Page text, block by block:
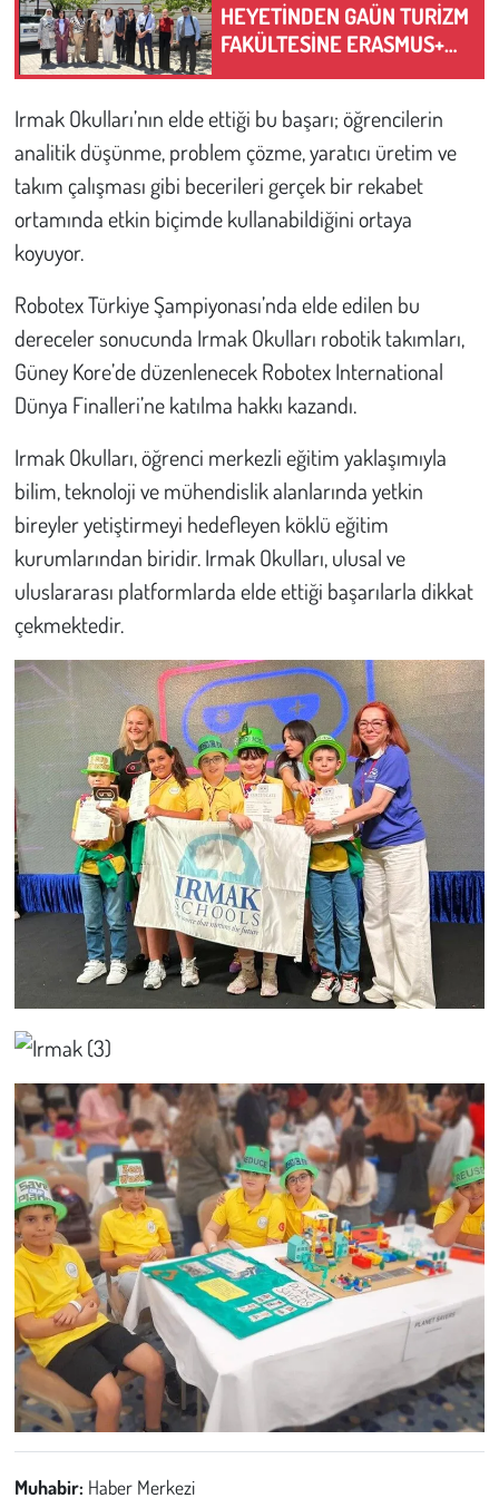
HEYETİNDEN GAÜN TURİZM
FAKÜLTESİNE ERASMUS+
ZİYARETİ
Irmak Okulları’nın elde ettiği bu başarı; öğrencilerin
analitik düşünme, problem çözme, yaratıcı üretim ve
takım çalışması gibi becerileri gerçek bir rekabet
ortamında etkin biçimde kullanabildiğini ortaya
koyuyor.
Robotex Türkiye Şampiyonası’nda elde edilen bu
dereceler sonucunda Irmak Okulları robotik takımları,
Güney Kore’de düzenlenecek Robotex International
Dünya Finalleri’ne katılma hakkı kazandı.
Irmak Okulları, öğrenci merkezli eğitim yaklaşımıyla
bilim, teknoloji ve mühendislik alanlarında yetkin
bireyler yetiştirmeyi hedefleyen köklü eğitim
kurumlarından biridir. Irmak Okulları, ulusal ve
uluslararası platformlarda elde ettiği başarılarla dikkat
çekmektedir.
Muhabir: Haber Merkezi